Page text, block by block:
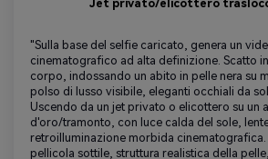
Jet privato/elicottero
"Sulla base del selfie caricato, genera un
cinematografico ad alta definizione. Scatto
corpo, indossando un abito in pelle nera su
polso di lusso visibile, eleganti occhiali da
Uscendo da un jet privato o elicottero su un
d'oro/tramonto, con luce calda del sole,
retroilluminazione morbida
pellicola sottile, struttura realistica della